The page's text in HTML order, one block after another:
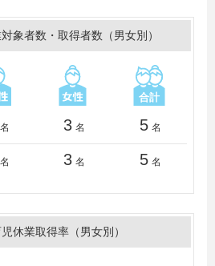
象者数・取得者数（男女別）
名 3 名 5 名
名 3 名 5 名
休業取得率（男女別）